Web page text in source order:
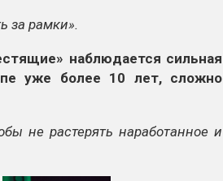
за рамки».
наблюдается сильная
уже более 10 лет, сложно
не растерять наработанное и